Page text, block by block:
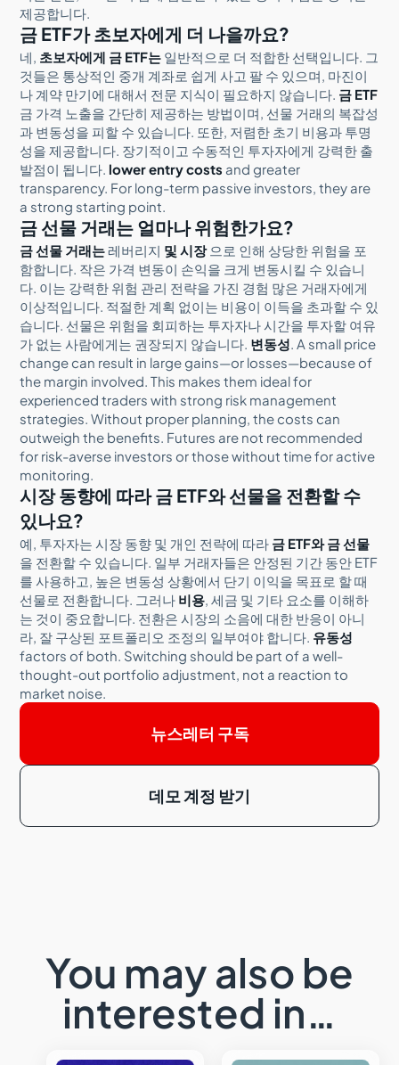
제공합니다.
금 ETF가 초보자에게 더 나을까요?
네, 초보자에게 금 ETF는 일반적으로 더 적합한 선택입니다. 그
것들은 통상적인 중개 계좌로 쉽게 사고 팔 수 있으며, 마진이
나 계약 만기에 대해서 전문 지식이 필요하지 않습니다. 금 ETF
금 가격 노출을 간단히 제공하는 방법이며, 선물 거래의 복잡성
과 변동성을 피할 수 있습니다. 또한, 저렴한 초기 비용과 투명
성을 제공합니다. 장기적이고 수동적인 투자자에게 강력한 출
발점이 됩니다. lower entry costs and greater
transparency. For long-term passive investors, they are
a strong starting point.
금 선물 거래는 얼마나 위험한가요?
금 선물 거래는레버리지 및 시장으로 인해 상당한 위험을 포
함합니다. 작은 가격 변동이 손익을 크게 변동시킬 수 있습니
다. 이는 강력한 위험 관리 전략을 가진 경험 많은 거래자에게
이상적입니다. 적절한 계획 없이는 비용이 이득을 초과할 수 있
습니다. 선물은 위험을 회피하는 투자자나 시간을 투자할 여유
가 없는 사람에게는 권장되지 않습니다. 변동성. A small price
change can result in large gains—or losses—because of
the margin involved. This makes them ideal for
experienced traders with strong risk management
strategies. Without proper planning, the costs can
outweigh the benefits. Futures are not recommended
for risk-averse investors or those without time for active
monitoring.
시장 동향에 따라 금 ETF와 선물을 전환할 수
있나요?
예, 투자자는 시장 동향 및 개인 전략에 따라 금 ETF와 금 선물
을 전환할 수 있습니다. 일부 거래자들은 안정된 기간 동안 ETF
를 사용하고, 높은 변동성 상황에서 단기 이익을 목표로 할 때
선물로 전환합니다. 그러나 비용, 세금 및 기타 요소를 이해하
는 것이 중요합니다. 전환은 시장의 소음에 대한 반응이 아니
라, 잘 구상된 포트폴리오 조정의 일부여야 합니다. 유동성
factors of both. Switching should be part of a well-
thought-out portfolio adjustment, not a reaction to
market noise.
뉴스레터 구독
데모 계정 받기
You may also be
interested in…